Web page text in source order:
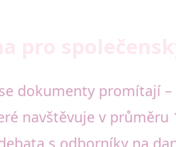
dokumenty promítají
navštěvuje v
s odborníky na